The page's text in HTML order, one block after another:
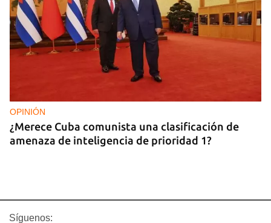
OPINIÓN
¿Merece Cuba comunista una clasificación de
amenaza de inteligencia de prioridad 1?
Síguenos: